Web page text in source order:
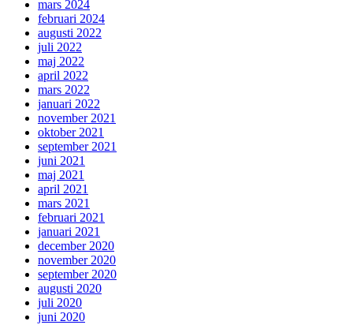
mars 2024
februari 2024
augusti 2022
juli 2022
maj 2022
april 2022
mars 2022
januari 2022
november 2021
oktober 2021
september 2021
juni 2021
maj 2021
april 2021
mars 2021
februari 2021
januari 2021
december 2020
november 2020
september 2020
augusti 2020
juli 2020
juni 2020